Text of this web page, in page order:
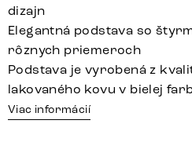
dizajn
Elegantná podstava so
rôznych priemeroch
Podstava je vyrobená z
lakovaného kovu v bielej
Viac informácií